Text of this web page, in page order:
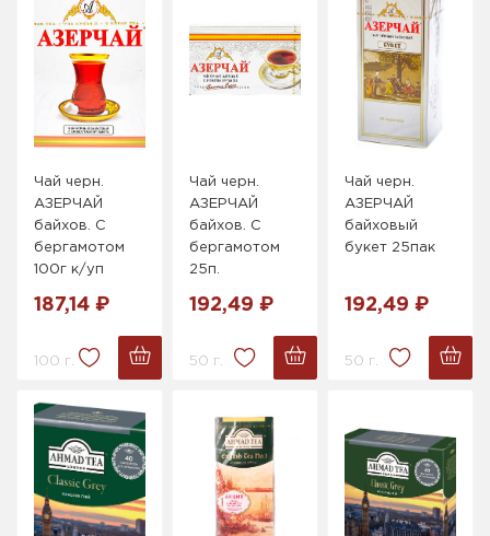
Чай черн.
АЗЕРЧАЙ
байхов. С
бергамотом
100г к/уп
187,14 ₽
100 г.
Чай черн.
АЗЕРЧАЙ
байхов. С
бергамотом
25п.
192,49 ₽
50 г.
Чай черн.
АЗЕРЧАЙ
байховый
букет 25пак
192,49 ₽
50 г.